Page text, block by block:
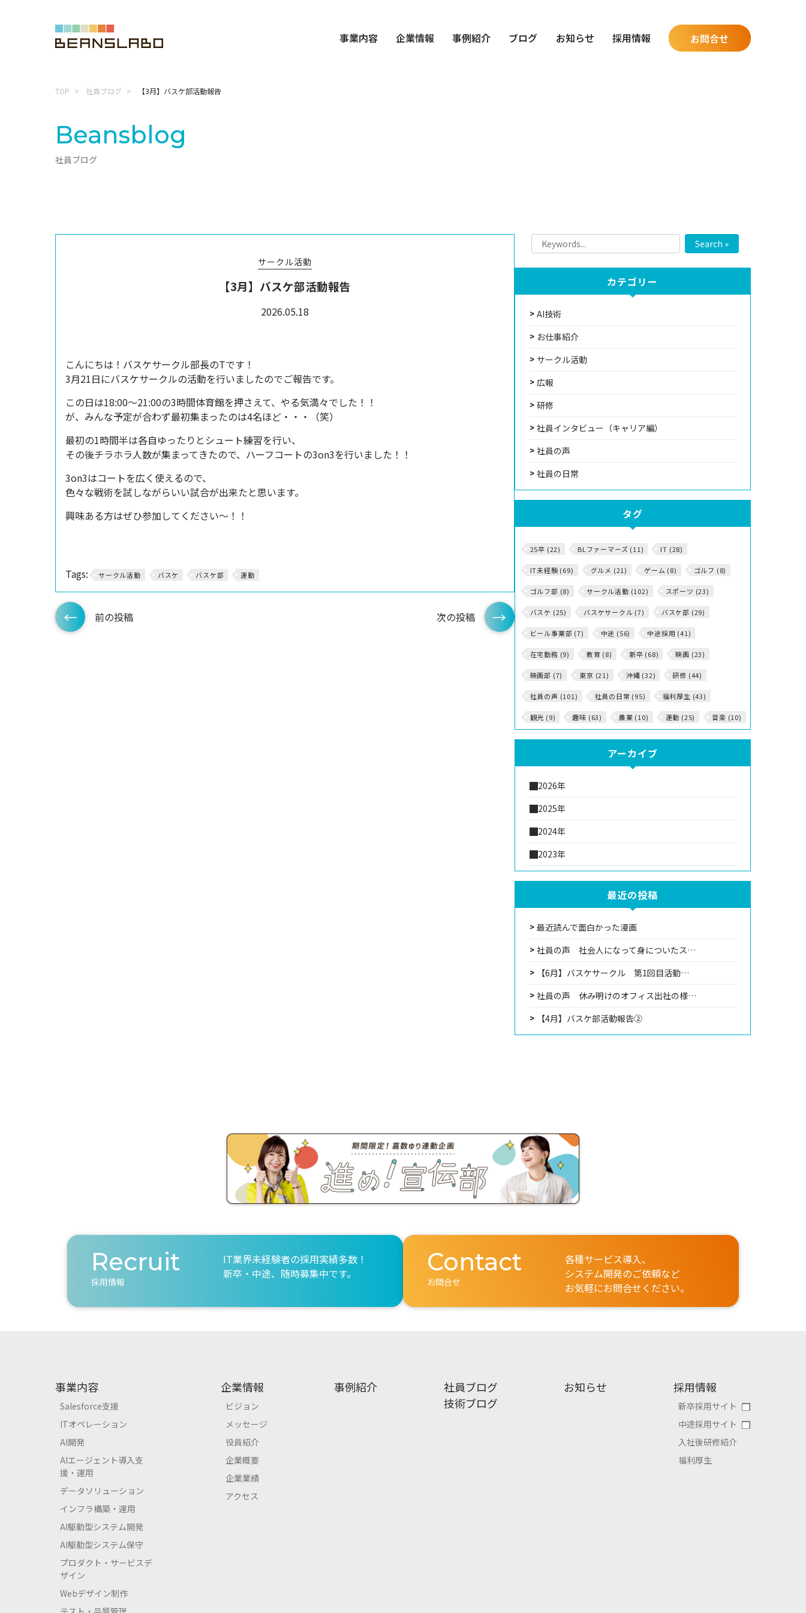
事業内容 企業情報 事例紹介 ブログ お知らせ 採用情報 お問合せ
TOP 社員ブログ 【3月】バスケ部活動報告
Beansblog
社員ブログ
サークル活動
【3月】バスケ部活動報告
2026.05.18
こんにちは！バスケサークル部長のTです！
3月21日にバスケサークルの活動を行いましたのでご報告です。
この日は18:00～21:00の3時間体育館を押さえて、やる気満々でした！！
が、みんな予定が合わず最初集まったのは4名ほど・・・（笑）
最初の1時間半は各自ゆったりとシュート練習を行い、
その後チラホラ人数が集まってきたので、ハーフコートの3on3を行いました！！
3on3はコートを広く使えるので、
色々な戦術を試しながらいい試合が出来たと思います。
興味ある方はぜひ参加してください〜！！
Tags: サークル活動 バスケ バスケ部 運動
前の投稿 次の投稿
Search »
カテゴリー
AI技術
お仕事紹介
サークル活動
広報
研修
社員インタビュー（キャリア編）
社員の声
社員の日常
タグ
25卒 (22) BLファーマーズ (11) IT (28)
IT未経験 (69) グルメ (21) ゲーム (8) ゴルフ (8)
ゴルフ部 (8) サークル活動 (102) スポーツ (23)
バスケ (25) バスケサークル (7) バスケ部 (29)
ビール事業部 (7) 中途 (56) 中途採用 (41)
在宅勤務 (9) 教育 (8) 新卒 (68) 映画 (23)
映画部 (7) 東京 (21) 沖縄 (32) 研修 (44)
社員の声 (101) 社員の日常 (95) 福利厚生 (43)
観光 (9) 趣味 (63) 農業 (10) 運動 (25) 音楽 (10)
アーカイブ
2026年
2025年
2024年
2023年
最近の投稿
最近読んで面白かった漫画
社員の声 社会人になって身についたス…
【6月】バスケサークル 第1回目活動…
社員の声 休み明けのオフィス出社の様…
【4月】バスケ部活動報告②
Recruit
採用情報
IT業界未経験者の採用実績多数！
新卒・中途、随時募集中です。
Contact
お問合せ
各種サービス導入、
システム開発のご依頼など
お気軽にお問合せください。
事業内容
Salesforce支援
ITオペレーション
AI開発
AIエージェント導入支
援・運用
データソリューション
インフラ構築・運用
AI駆動型システム開発
AI駆動型システム保守
プロダクト・サービスデ
ザイン
Webデザイン制作
企業情報
ビジョン
メッセージ
役員紹介
企業概要
企業業績
アクセス
事例紹介
社員ブログ
技術ブログ
お知らせ 採用情報
新卒採用サイト
中途採用サイト
入社後研修紹介
福利厚生